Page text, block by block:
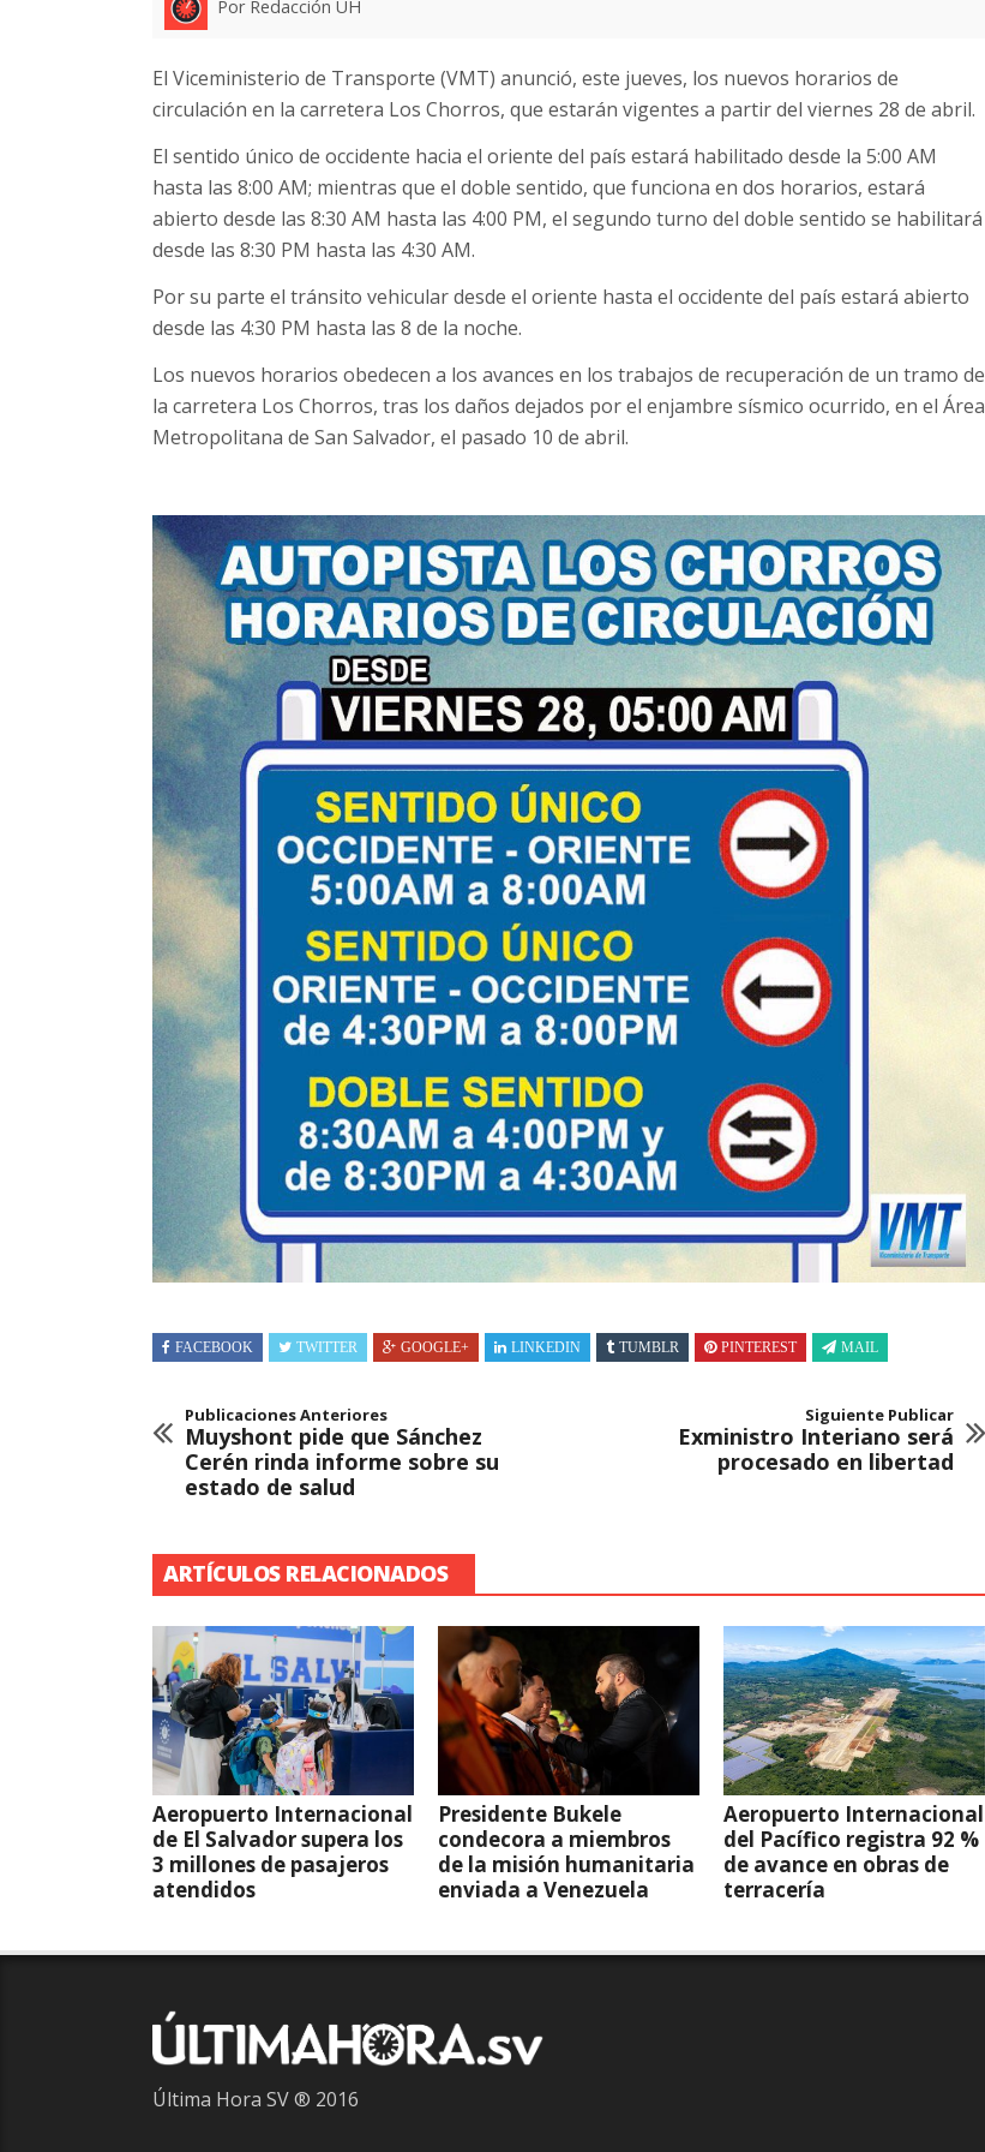
Por Redacción UH
El Viceministerio de Transporte (VMT) anunció, este jueves, los nuevos horarios de
circulación en la carretera Los Chorros, que estarán vigentes a partir del viernes 28 de abril.
El sentido único de occidente hacia el oriente del país estará habilitado desde la 5:00 AM
hasta las 8:00 AM; mientras que el doble sentido, que funciona en dos horarios, estará
abierto desde las 8:30 AM hasta las 4:00 PM, el segundo turno del doble sentido se habilitará
desde las 8:30 PM hasta las 4:30 AM.
Por su parte el tránsito vehicular desde el oriente hasta el occidente del país estará abierto
desde las 4:30 PM hasta las 8 de la noche.
Los nuevos horarios obedecen a los avances en los trabajos de recuperación de un tramo de
la carretera Los Chorros, tras los daños dejados por el enjambre sísmico ocurrido, en el Área
Metropolitana de San Salvador, el pasado 10 de abril.
FACEBOOK TWITTER GOOGLE+ LINKEDIN TUMBLR PINTEREST MAIL
Publicaciones Anteriores
Muyshont pide que Sánchez
Cerén rinda informe sobre su
estado de salud
Siguiente Publicar
Exministro Interiano será
procesado en libertad
ARTÍCULOS RELACIONADOS
Aeropuerto Internacional
de El Salvador supera los
3 millones de pasajeros
atendidos
Presidente Bukele
condecora a miembros
de la misión humanitaria
enviada a Venezuela
Aeropuerto Internacional
del Pacífico registra 92 %
de avance en obras de
terracería
Última Hora SV ® 2016